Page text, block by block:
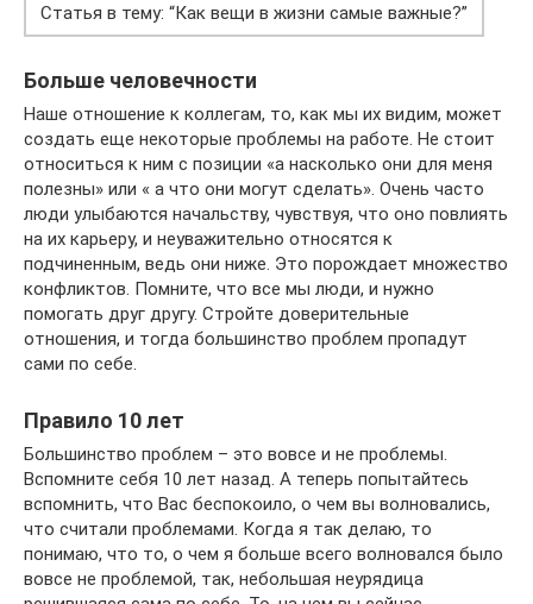
Статья в тему: “Как вещи в жизни самые важные?”
Больше человечности
Наше отношение к коллегам, то, как мы их видим, может
создать еще некоторые проблемы на работе. Не стоит
относиться к ним с позиции «а насколько они для меня
полезны» или « а что они могут сделать». Очень часто
люди улыбаются начальству, чувствуя, что оно повлиять
на их карьеру, и неуважительно относятся к
подчиненным, ведь они ниже. Это порождает множество
конфликтов. Помните, что все мы люди, и нужно
помогать друг другу. Стройте доверительные
отношения, и тогда большинство проблем пропадут
сами по себе.
Правило 10 лет
Большинство проблем – это вовсе и не проблемы.
Вспомните себя 10 лет назад. А теперь попытайтесь
вспомнить, что Вас беспокоило, о чем вы волновались,
что считали проблемами. Когда я так делаю, то
понимаю, что то, о чем я больше всего волновался было
вовсе не проблемой, так, небольшая неурядица